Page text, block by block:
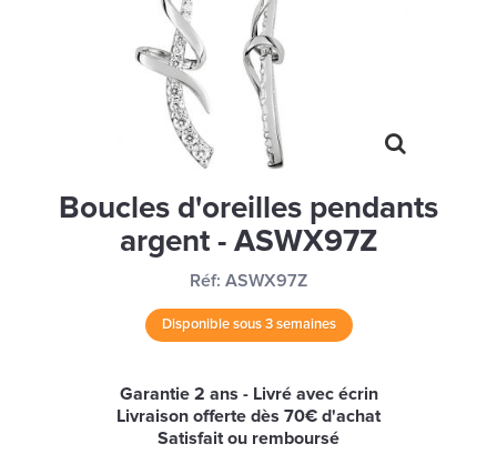
BONNES AFFAIRES
CARTES CADEAUX
IDÉE CADEAUX
QUI SOMMES NOUS
Boucles d'oreilles pendants
argent - ASWX97Z
Réf: ASWX97Z
Disponible sous 3 semaines
Garantie 2 ans - Livré avec écrin
Livraison offerte dès 70€ d'achat
Satisfait ou remboursé